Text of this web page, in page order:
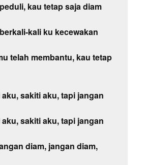
kau tetap saja diam
kali ku kecewakan
telah membantu, kau tetap
sakiti aku, tapi jangan
sakiti aku, tapi jangan
diam, jangan diam,